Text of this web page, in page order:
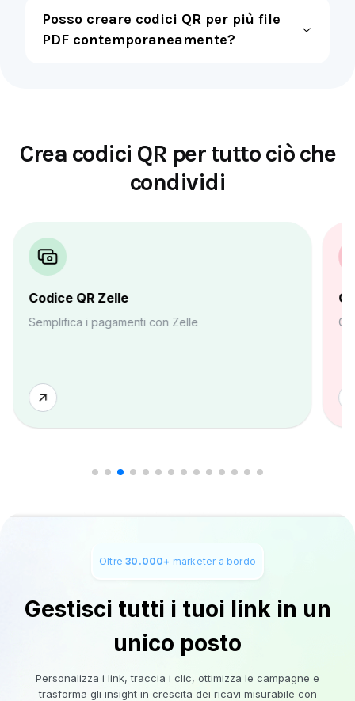
Posso creare codici QR per più file
PDF contemporaneamente?
Crea codici QR per tutto ciò che
condividi
Codice QR Zelle
Semplifica i pagamenti con Zelle
Oltre30.000+ marketer a bordo
Gestisci tutti i tuoi link in un
unico posto
Personalizza i link, traccia i clic, ottimizza le campagne e
trasforma gli insight in crescita dei ricavi misurabile con